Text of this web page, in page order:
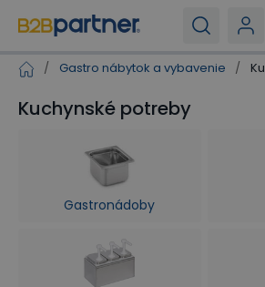
/ Gastro nábytok a vybavenie /
Kuchynské potreby
Gastronádoby